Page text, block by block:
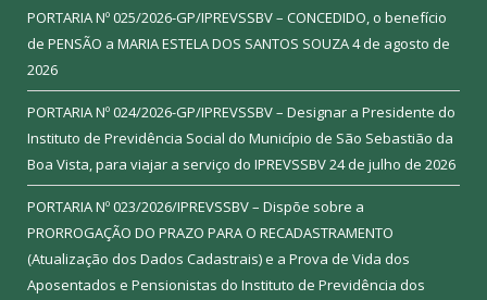
PORTARIA Nº 025/2026-GP/IPREVSSBV – CONCEDIDO, o benefício
de PENSÃO a MARIA ESTELA DOS SANTOS SOUZA4 de agosto de
2026
PORTARIA Nº 024/2026-GP/IPREVSSBV – Designar a Presidente do
Instituto de Previdência Social do Município de São Sebastião da
Boa Vista, para viajar a serviço do IPREVSSBV24 de julho de 2026
PORTARIA Nº 023/2026/IPREVSSBV – Dispõe sobre a
PRORROGAÇÃO DO PRAZO PARA O RECADASTRAMENTO
(Atualização dos Dados Cadastrais) e a Prova de Vida dos
Aposentados e Pensionistas do Instituto de Previdência dos